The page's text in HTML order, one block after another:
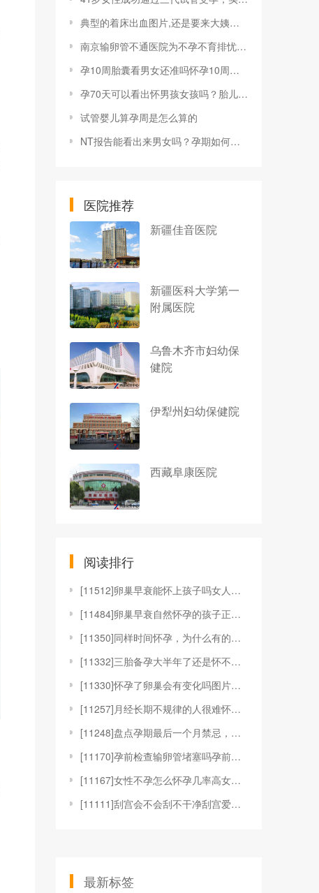
典型的着床出血图片,还是要来大姨妈胚胎着床出血症状，一般发生在受孕后几天
南京输卵管不通医院为不孕不育排忧解难
孕10周胎囊看男女还准吗怀孕10周孕囊看男女准吗 详细图片展现
孕70天可以看出怀男孩女孩吗？胎儿男女是如何形成的？
试管婴儿算孕周是怎么算的
NT报告能看出来男女吗？孕期如何测性别？
医院推荐
新疆佳音医院
新疆医科大学第一
附属医院
乌鲁木齐市妇幼保
健院
伊犁州妇幼保健院
西藏阜康医院
阅读排行
[11512]卵巢早衰能怀上孩子吗女人卵巢早衰还会怀孕
[11484]卵巢早衰自然怀孕的孩子正常吗卵巢早衰自然
[11350]同样时间怀孕，为什么有的显怀而有的不显怀
[11332]三胎备孕大半年了还是怀不上是怎么回事？
[11330]怀孕了卵巢会有变化吗图片怀孕后和卵巢有关
[11257]月经长期不规律的人很难怀孕吗？
[11248]盘点孕期最后一个月禁忌，避免过度紧张放松
[11170]孕前检查输卵管堵塞吗孕前要查输卵管吗孕前
[11167]女性不孕怎么怀孕几率高女人不孕有什么办法
[11111]刮宫会不会刮不干净刮宫爱怀孕吗刮宫容易刮
最新标签